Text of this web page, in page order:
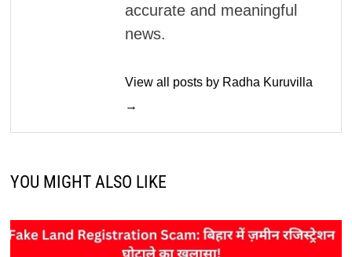
accurate and meaningful
news.
View all posts by Radha Kuruvilla
→
YOU MIGHT ALSO LIKE